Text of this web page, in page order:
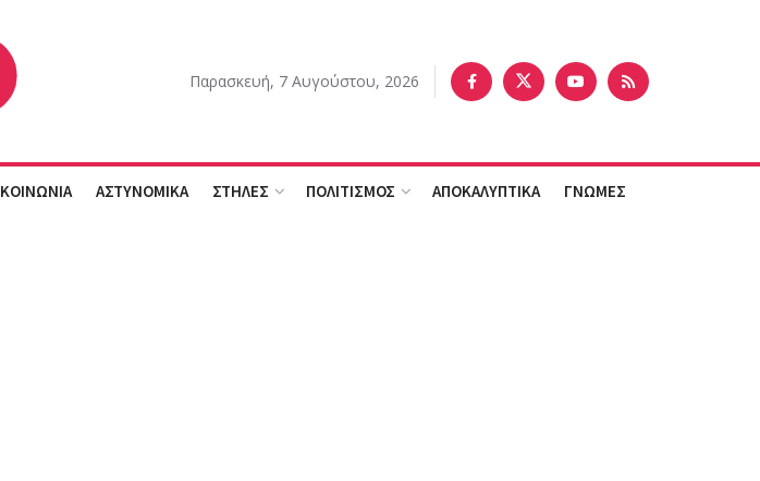
Παρασκευή, 7 Αυγούστου, 2026
ΚΟΙΝΩΝΙΑ ΑΣΤΥΝΟΜΙΚΑ ΣΤΗΛΕΣ ΠΟΛΙΤΙΣΜΟΣ ΑΠΟΚΑΛΥΠΤΙΚΑ ΓΝΩΜΕΣ